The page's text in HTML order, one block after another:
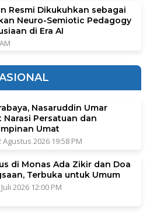
Resmi Dikukuhkan sebagai
Neuro-Semiotic Pedagogy
di Era AI
Nasaruddin Umar
Narasi Persatuan dan
Umat
Agustus 2026 19:58 PM
di Monas Ada Zikir dan Doa
Terbuka untuk Umum
2026 12:00 PM